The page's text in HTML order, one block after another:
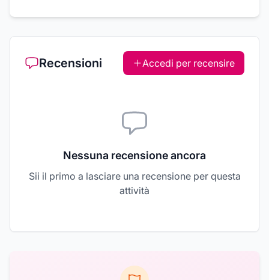
Recensioni Accedi per recensire
Nessuna recensione ancora
Sii il primo a lasciare una recensione per questa
attività